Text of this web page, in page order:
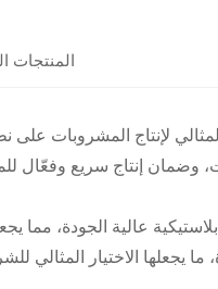
المنتجات
لإنتاج المشروبات
وضمان إنتاج سريع وفعّال
عالية الجودة، مما
يجعلها الاختيار المثالي